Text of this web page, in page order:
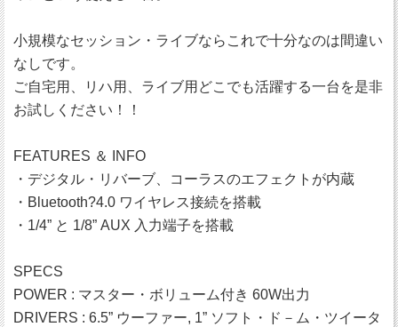
小規模なセッション・ライブならこれで十分なのは間違い
なしです。
ご自宅用、リハ用、ライブ用どこでも活躍する一台を是非
お試しください！！
FEATURES ＆ INFO
・デジタル・リバーブ、コーラスのエフェクトが内蔵
・Bluetooth?4.0 ワイヤレス接続を搭載
・1/4” と 1/8” AUX 入力端子を搭載
SPECS
POWER : マスター・ボリューム付き 60W出力
DRIVERS : 6.5” ウーファー, 1” ソフト・ド－ム・ツイータ